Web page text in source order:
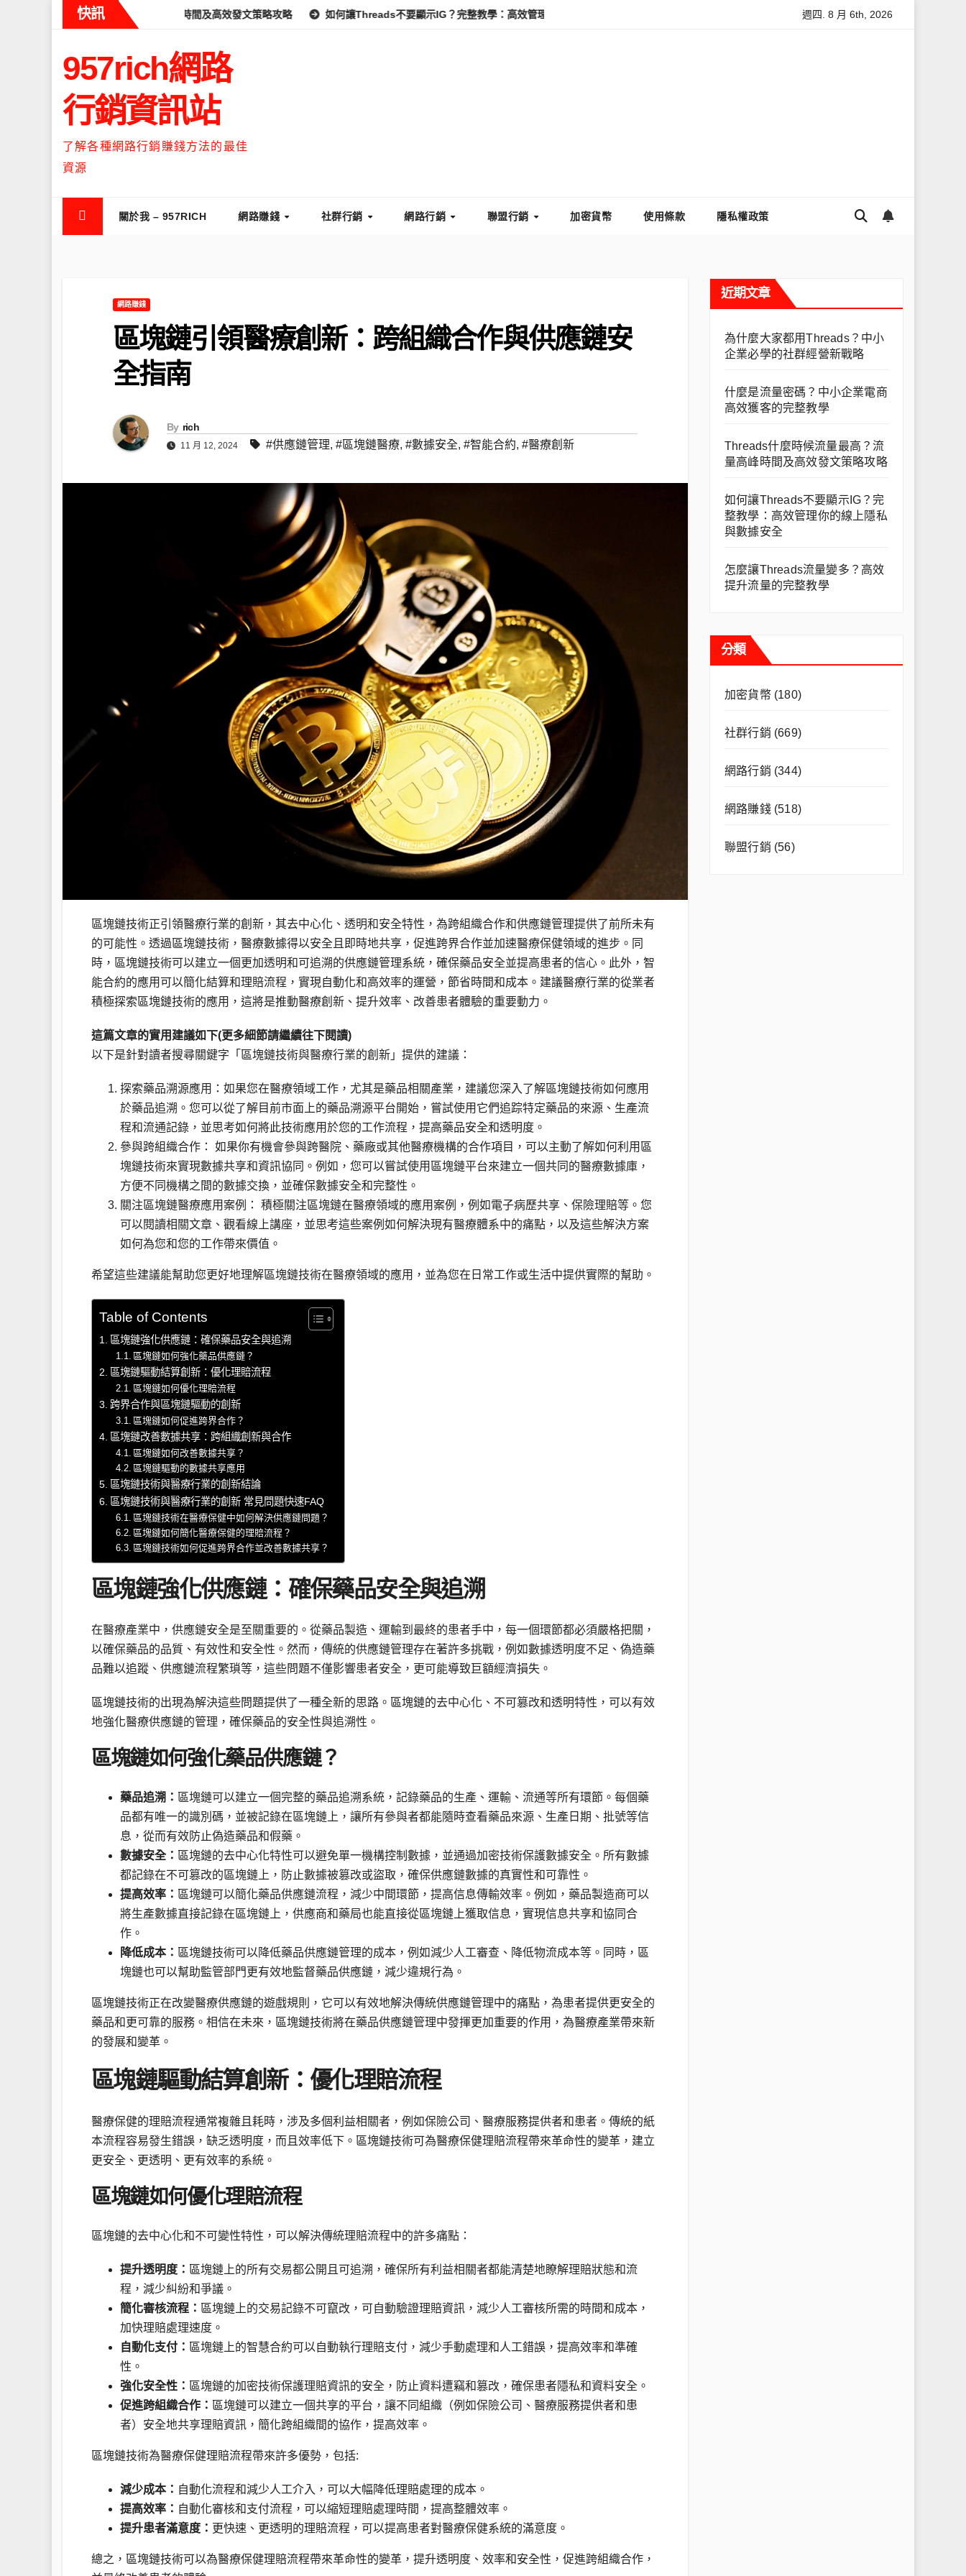
快訊
時候流量最高？流量高峰時間及高效發文策略攻略 如何讓Threads不要顯示IG？完整教學：高效管理你的線上隱私與數據安全 怎麼讓Threads流量變多？高效提升流量的完整教學
週四. 8 月 6th, 2026
957rich網路
行銷資訊站
了解各種網路行銷賺錢方法的最佳
資源
關於我 – 957RICH 網路賺錢 社群行銷 網路行銷 聯盟行銷 加密貨幣 使用條款 隱私權政策
網路賺錢
區塊鏈引領醫療創新：跨組織合作與供應鏈安
全指南
By rich
11 月 12, 2024 #供應鏈管理, #區塊鏈醫療, #數據安全, #智能合約, #醫療創新
區塊鏈技術正引領醫療行業的創新，其去中心化、透明和安全特性，為跨組織合作和供應鏈管理提供了前所未有
的可能性。透過區塊鏈技術，醫療數據得以安全且即時地共享，促進跨界合作並加速醫療保健領域的進步。同
時，區塊鏈技術可以建立一個更加透明和可追溯的供應鏈管理系統，確保藥品安全並提高患者的信心。此外，智
能合約的應用可以簡化結算和理賠流程，實現自動化和高效率的運營，節省時間和成本。建議醫療行業的從業者
積極探索區塊鏈技術的應用，這將是推動醫療創新、提升效率、改善患者體驗的重要動力。
這篇文章的實用建議如下(更多細節請繼續往下閱讀)
以下是針對讀者搜尋關鍵字「區塊鏈技術與醫療行業的創新」提供的建議：
探索藥品溯源應用：如果您在醫療領域工作，尤其是藥品相關產業，建議您深入了解區塊鏈技術如何應用
於藥品追溯。您可以從了解目前市面上的藥品溯源平台開始，嘗試使用它們追踪特定藥品的來源、生產流
程和流通記錄，並思考如何將此技術應用於您的工作流程，提高藥品安全和透明度。
參與跨組織合作： 如果你有機會參與跨醫院、藥廠或其他醫療機構的合作項目，可以主動了解如何利用區
塊鏈技術來實現數據共享和資訊協同。例如，您可以嘗試使用區塊鏈平台來建立一個共同的醫療數據庫，
方便不同機構之間的數據交換，並確保數據安全和完整性。
關注區塊鏈醫療應用案例： 積極關注區塊鏈在醫療領域的應用案例，例如電子病歷共享、保險理賠等。您
可以閱讀相關文章、觀看線上講座，並思考這些案例如何解決現有醫療體系中的痛點，以及這些解決方案
如何為您和您的工作帶來價值。
希望這些建議能幫助您更好地理解區塊鏈技術在醫療領域的應用，並為您在日常工作或生活中提供實際的幫助。
Table of Contents
區塊鏈強化供應鏈：確保藥品安全與追溯
區塊鏈如何強化藥品供應鏈？
區塊鏈驅動結算創新：優化理賠流程
區塊鏈如何優化理賠流程
跨界合作與區塊鏈驅動的創新
區塊鏈如何促進跨界合作？
區塊鏈改善數據共享：跨組織創新與合作
區塊鏈如何改善數據共享？
區塊鏈驅動的數據共享應用
區塊鏈技術與醫療行業的創新結論
區塊鏈技術與醫療行業的創新 常見問題快速FAQ
區塊鏈技術在醫療保健中如何解決供應鏈問題？
區塊鏈如何簡化醫療保健的理賠流程？
區塊鏈技術如何促進跨界合作並改善數據共享？
區塊鏈強化供應鏈：確保藥品安全與追溯
在醫療產業中，供應鏈安全是至關重要的。從藥品製造、運輸到最終的患者手中，每一個環節都必須嚴格把關，
以確保藥品的品質、有效性和安全性。然而，傳統的供應鏈管理存在著許多挑戰，例如數據透明度不足、偽造藥
品難以追蹤、供應鏈流程繁瑣等，這些問題不僅影響患者安全，更可能導致巨額經濟損失。
區塊鏈技術的出現為解決這些問題提供了一種全新的思路。區塊鏈的去中心化、不可篡改和透明特性，可以有效
地強化醫療供應鏈的管理，確保藥品的安全性與追溯性。
區塊鏈如何強化藥品供應鏈？
藥品追溯： 區塊鏈可以建立一個完整的藥品追溯系統，記錄藥品的生產、運輸、流通等所有環節。每個藥
品都有唯一的識別碼，並被記錄在區塊鏈上，讓所有參與者都能隨時查看藥品來源、生產日期、批號等信
息，從而有效防止偽造藥品和假藥。
數據安全： 區塊鏈的去中心化特性可以避免單一機構控制數據，並通過加密技術保護數據安全。所有數據
都記錄在不可篡改的區塊鏈上，防止數據被篡改或盜取，確保供應鏈數據的真實性和可靠性。
提高效率： 區塊鏈可以簡化藥品供應鏈流程，減少中間環節，提高信息傳輸效率。例如，藥品製造商可以
將生產數據直接記錄在區塊鏈上，供應商和藥局也能直接從區塊鏈上獲取信息，實現信息共享和協同合
作。
降低成本： 區塊鏈技術可以降低藥品供應鏈管理的成本，例如減少人工審查、降低物流成本等。同時，區
塊鏈也可以幫助監管部門更有效地監督藥品供應鏈，減少違規行為。
區塊鏈技術正在改變醫療供應鏈的遊戲規則，它可以有效地解決傳統供應鏈管理中的痛點，為患者提供更安全的
藥品和更可靠的服務。相信在未來，區塊鏈技術將在藥品供應鏈管理中發揮更加重要的作用，為醫療產業帶來新
的發展和變革。
區塊鏈驅動結算創新：優化理賠流程
醫療保健的理賠流程通常複雜且耗時，涉及多個利益相關者，例如保險公司、醫療服務提供者和患者。傳統的紙
本流程容易發生錯誤，缺乏透明度，而且效率低下。區塊鏈技術可為醫療保健理賠流程帶來革命性的變革，建立
更安全、更透明、更有效率的系統。
區塊鏈如何優化理賠流程
區塊鏈的去中心化和不可變性特性，可以解決傳統理賠流程中的許多痛點：
提升透明度： 區塊鏈上的所有交易都公開且可追溯，確保所有利益相關者都能清楚地瞭解理賠狀態和流
程，減少糾紛和爭議。
簡化審核流程： 區塊鏈上的交易記錄不可竄改，可自動驗證理賠資訊，減少人工審核所需的時間和成本，
加快理賠處理速度。
自動化支付： 區塊鏈上的智慧合約可以自動執行理賠支付，減少手動處理和人工錯誤，提高效率和準確
性。
強化安全性： 區塊鏈的加密技術保護理賠資訊的安全，防止資料遭竊和篡改，確保患者隱私和資料安全。
促進跨組織合作： 區塊鏈可以建立一個共享的平台，讓不同組織（例如保險公司、醫療服務提供者和患
者）安全地共享理賠資訊，簡化跨組織間的協作，提高效率。
區塊鏈技術為醫療保健理賠流程帶來許多優勢，包括:
減少成本： 自動化流程和減少人工介入，可以大幅降低理賠處理的成本。
提高效率： 自動化審核和支付流程，可以縮短理賠處理時間，提高整體效率。
提升患者滿意度： 更快速、更透明的理賠流程，可以提高患者對醫療保健系統的滿意度。
總之，區塊鏈技術可以為醫療保健理賠流程帶來革命性的變革，提升透明度、效率和安全性，促進跨組織合作，
近期文章
為什麼大家都用Threads？中小
企業必學的社群經營新戰略
什麼是流量密碼？中小企業電商
高效獲客的完整教學
Threads什麼時候流量最高？流
量高峰時間及高效發文策略攻略
如何讓Threads不要顯示IG？完
整教學：高效管理你的線上隱私
與數據安全
怎麼讓Threads流量變多？高效
提升流量的完整教學
分類
加密貨幣(180)
社群行銷 (669)
網路行銷 (344)
網路賺錢(518)
聯盟行銷 (56)